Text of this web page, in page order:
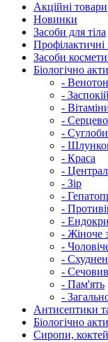
Акційні товари
Новинки
Засоби для тіла
Засоби
Біологічно
-
-
-
-
- Суглоби
-
- Краса
-
- Зір
-
-
-
- Жіноче
-
-
-
- Пам'ять
-
Антисептики
Біологічно
Сиропи,